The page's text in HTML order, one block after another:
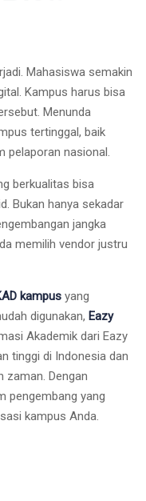
Mahasiswa semakin
Kampus harus bisa
Menunda
tertinggal, baik
pelaporan nasional.
berkualitas bisa
Bukan hanya sekadar
jangka
memilih vendor justru
kampus yang
digunakan, Eazy
Akademik dari Eazy
tinggi di Indonesia dan
zaman. Dengan
pengembang yang
kampus Anda.